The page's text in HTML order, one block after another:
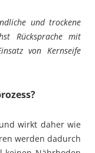
und trockene
Rücksprache mit
von Kernseife
wirkt daher wie
werden dadurch